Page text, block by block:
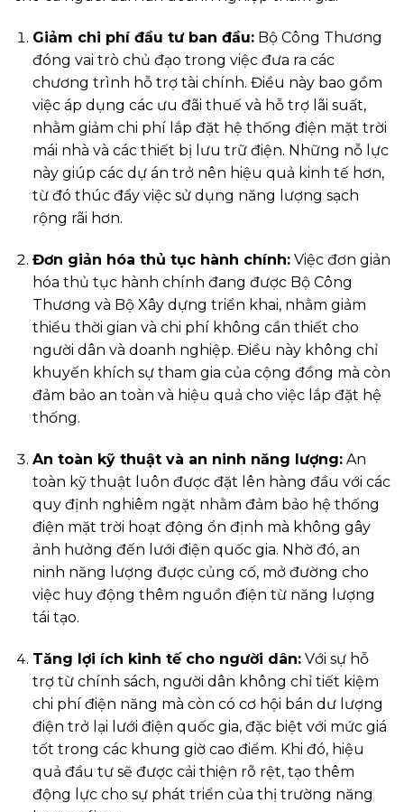
Giảm chi phí đầu tư ban đầu:Bộ Công Thương
đóng vai trò chủ đạo trong việc đưa ra các
chương trình hỗ trợ tài chính. Điều này bao gồm
việc áp dụng các ưu đãi thuế và hỗ trợ lãi suất,
nhằm giảm chi phí lắp đặt hệ thống điện mặt trời
mái nhà và các thiết bị lưu trữ điện. Những nỗ lực
này giúp các dự án trở nên hiệu quả kinh tế hơn,
từ đó thúc đẩy việc sử dụng năng lượng sạch
rộng rãi hơn.
Đơn giản hóa thủ tục hành chính:Việc đơn giản
hóa thủ tục hành chính đang được Bộ Công
Thương và Bộ Xây dựng triển khai, nhằm giảm
thiểu thời gian và chi phí không cần thiết cho
người dân và doanh nghiệp. Điều này không chỉ
khuyến khích sự tham gia của cộng đồng mà còn
đảm bảo an toàn và hiệu quả cho việc lắp đặt hệ
thống.
An toàn kỹ thuật và an ninh năng lượng:An
toàn kỹ thuật luôn được đặt lên hàng đầu với các
quy định nghiêm ngặt nhằm đảm bảo hệ thống
điện mặt trời hoạt động ổn định mà không gây
ảnh hưởng đến lưới điện quốc gia. Nhờ đó, an
ninh năng lượng được củng cố, mở đường cho
việc huy động thêm nguồn điện từ năng lượng
tái tạo.
Tăng lợi ích kinh tế cho người dân:Với sự hỗ
trợ từ chính sách, người dân không chỉ tiết kiệm
chi phí điện năng mà còn có cơ hội bán dư lượng
điện trở lại lưới điện quốc gia, đặc biệt với mức giá
tốt trong các khung giờ cao điểm. Khi đó, hiệu
quả đầu tư sẽ được cải thiện rõ rệt, tạo thêm
động lực cho sự phát triển của thị trường năng